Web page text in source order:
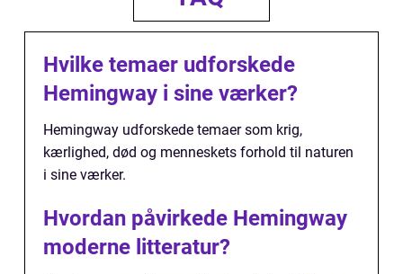
Hvilke temaer udforskede
Hemingway i sine værker?
Hemingway udforskede temaer som krig,
kærlighed, død og menneskets forhold til naturen
i sine værker.
Hvordan påvirkede Hemingway
moderne litteratur?